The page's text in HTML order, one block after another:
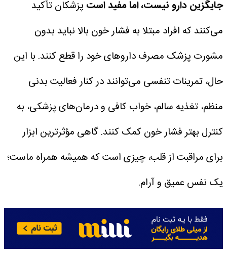
جایگزین دارو نیست، اما مفید است پزشکان تأکید
می‌کنند که افراد مبتلا به فشار خون بالا نباید بدون
مشورت پزشک مصرف داروهای خود را قطع کنند. با این
حال، تمرینات تنفسی می‌توانند در کنار فعالیت بدنی
منظم، تغذیه سالم، خواب کافی و درمان‌های پزشکی، به
کنترل بهتر فشار خون کمک کنند.گاهی مؤثرترین ابزار
برای مراقبت از قلب، چیزی است که همیشه همراه ماست؛
یک نفس عمیق و آرام.